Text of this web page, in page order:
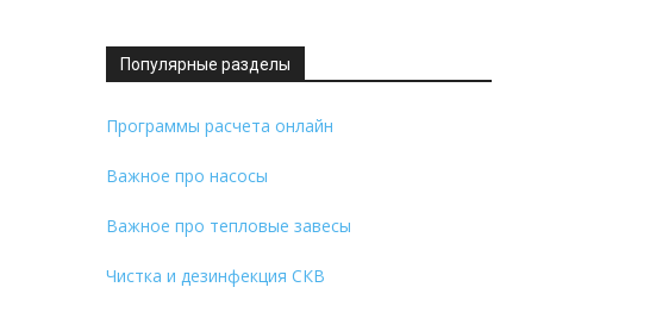
Популярные разделы
Программы расчета онлайн
Важное про насосы
Важное про тепловые завесы
Чистка и дезинфекция СКВ